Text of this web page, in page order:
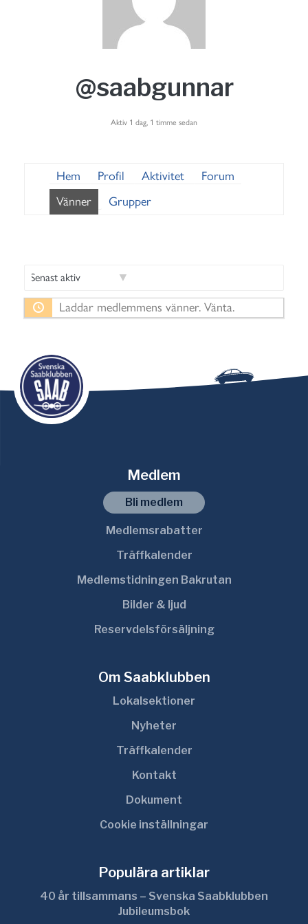
@saabgunnar
Aktiv 1 dag, 1 timme sedan
Hem Profil Aktivitet
Forum
Vänner
Grupper
:
Laddar medlemmens vänner. Vänta.
Medlem
Bli medlem
Medlemsrabatter
Träffkalender
Medlemstidningen Bakrutan
Bilder & ljud
Reservdelsförsäljning
Om Saabklubben
Lokalsektioner
Nyheter
Träffkalender
Kontakt
Dokument
Cookie inställningar
Populära artiklar
40 år tillsammans – Svenska Saabklubben
Jubileumsbok